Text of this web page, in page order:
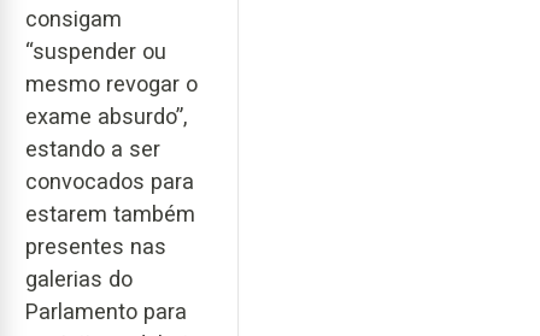
consigam
“suspender ou
mesmo revogar o
exame absurdo”,
estando a ser
convocados para
estarem também
presentes nas
galerias do
Parlamento para